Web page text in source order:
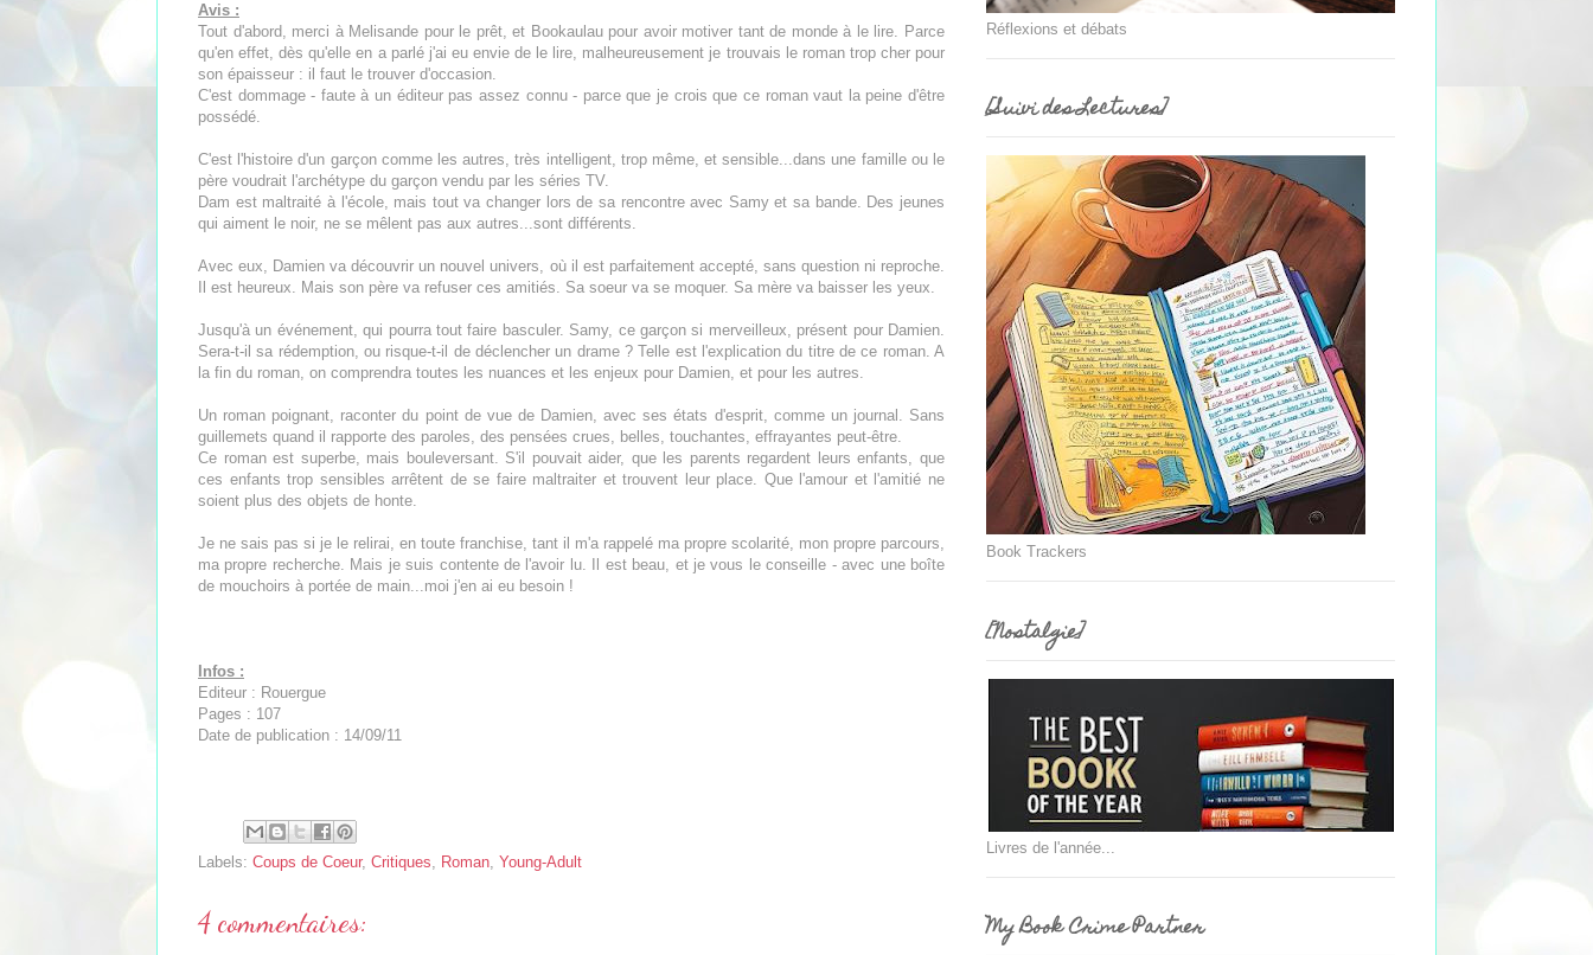
Avis :
Tout d'abord, merci à Melisande pour le prêt, et Bookaulau pour avoir motiver tant de monde à le lire. Parce
qu'en effet, dès qu'elle en a parlé j'ai eu envie de le lire, malheureusement je trouvais le roman trop cher pour
son épaisseur : il faut le trouver d'occasion.
C'est dommage - faute à un éditeur pas assez connu - parce que je crois que ce roman vaut la peine d'être
possédé.
C'est l'histoire d'un garçon comme les autres, très intelligent, trop même, et sensible...dans une famille ou le
père voudrait l'archétype du garçon vendu par les séries TV.
Dam est maltraité à l'école, mais tout va changer lors de sa rencontre avec Samy et sa bande. Des jeunes
qui aiment le noir, ne se mêlent pas aux autres...sont différents.
Avec eux, Damien va découvrir un nouvel univers, où il est parfaitement accepté, sans question ni reproche.
Il est heureux. Mais son père va refuser ces amitiés. Sa soeur va se moquer. Sa mère va baisser les yeux.
Jusqu'à un événement, qui pourra tout faire basculer. Samy, ce garçon si merveilleux, présent pour Damien.
Sera-t-il sa rédemption, ou risque-t-il de déclencher un drame ? Telle est l'explication du titre de ce roman. A
la fin du roman, on comprendra toutes les nuances et les enjeux pour Damien, et pour les autres.
Un roman poignant, raconter du point de vue de Damien, avec ses états d'esprit, comme un journal. Sans
guillemets quand il rapporte des paroles, des pensées crues, belles, touchantes, effrayantes peut-être.
Ce roman est superbe, mais bouleversant. S'il pouvait aider, que les parents regardent leurs enfants, que
ces enfants trop sensibles arrêtent de se faire maltraiter et trouvent leur place. Que l'amour et l'amitié ne
soient plus des objets de honte.
Je ne sais pas si je le relirai, en toute franchise, tant il m'a rappelé ma propre scolarité, mon propre parcours,
ma propre recherche. Mais je suis contente de l'avoir lu. Il est beau, et je vous le conseille - avec une boîte
de mouchoirs à portée de main...moi j'en ai eu besoin !
Infos :
Editeur : Rouergue
Pages : 107
Date de publication : 14/09/11
Labels: Coups de Coeur, Critiques, Roman, Young-Adult
4 commentaires:
Réflexions et débats
[Suivi des Lectures]
Book Trackers
[Nostalgie]
Livres de l'année...
My Book Crime Partner